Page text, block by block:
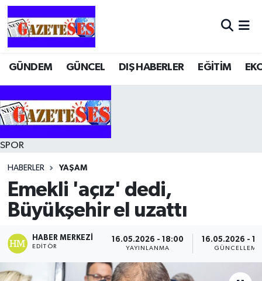
GÜNDEM GÜNCEL DIŞ HABERLER EĞİTİM
SPOR
HABERLER YAŞAM
Emekli 'açız' dedi,
Büyükşehir el uzattı
HABER MERKEZI
EDITÖR
16.05.2026 - 18:00
YAYINLANMA
16.05.2026 -
GÜNCELLEME